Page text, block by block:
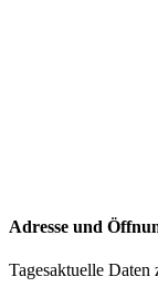
Adresse und
Tagesaktuelle